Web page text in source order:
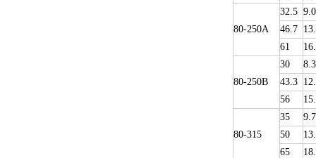
80-250A
32.5 9.0
46.7
61
80-250B
30
8.3
43.3
56
80-315
35
50
65